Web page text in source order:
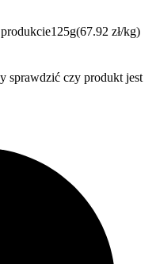
125g(67.92 zł/kg)
sprawdzić czy produkt jest